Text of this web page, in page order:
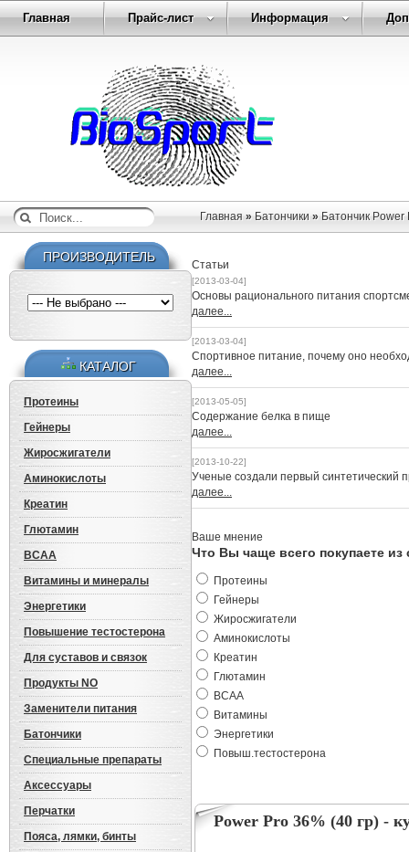
Главная Прайс-лист Информация
Главная » Батончики » Батончик Power
ПРОИЗВОДИТЕЛЬ
КАТАЛОГ
Протеины
Гейнеры
Жиросжигатели
Аминокислоты
Креатин
Глютамин
BCAA
Витамины и минералы
Энергетики
Повышение тестостерона
Для суставов и связок
Продукты NO
Заменители питания
Батончики
Специальные препараты
Аксессуары
Перчатки
Пояса, лямки, бинты
Статьи
[2013-03-04]
Основы рационального питания
далее...
[2013-03-04]
Спортивное питание, почему оно
далее...
[2013-05-05]
Cодержание белка в пище
далее...
[2013-10-22]
Ученые создали первый синтетический
далее...
Ваше мнение
Что Вы чаще всего покупаете из
Протеины
Гейнеры
Жиросжигатели
Аминокислоты
Креатин
Глютамин
BCAA
Витамины
Энергетики
Повыш.тестостерона
Power Pro 36% (40 гр) -